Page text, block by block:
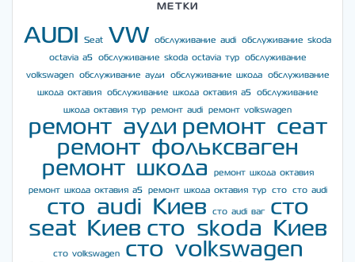
МЕТКИ
AUDI Seat VW обслуживание audi
обслуживание skoda
octavia a5
обслуживание skoda octavia тур
обслуживание
volkswagen
обслуживание ауди обслуживание шкода
обслуживание
шкода октавия
обслуживание шкода октавия а5
обслуживание
шкода октавия тур
ремонт audi ремонт volkswagen
ремонт ауди ремонт сеат
ремонт фольксваген
ремонт шкода
ремонт шкода октавия
ремонт шкода октавия а5
ремонт шкода октавия тур сто сто audi
сто audi Киев сто audi ваг
сто
seat Киев сто skoda Киев
сто volkswagen
сто volkswagen